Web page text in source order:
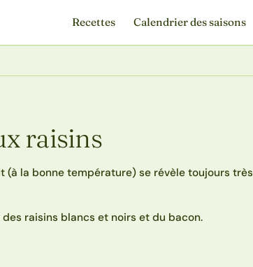
Recettes Calendrier des saisons
raisins
(à la bonne température) se révèle toujours très
raisins blancs et noirs et du bacon.